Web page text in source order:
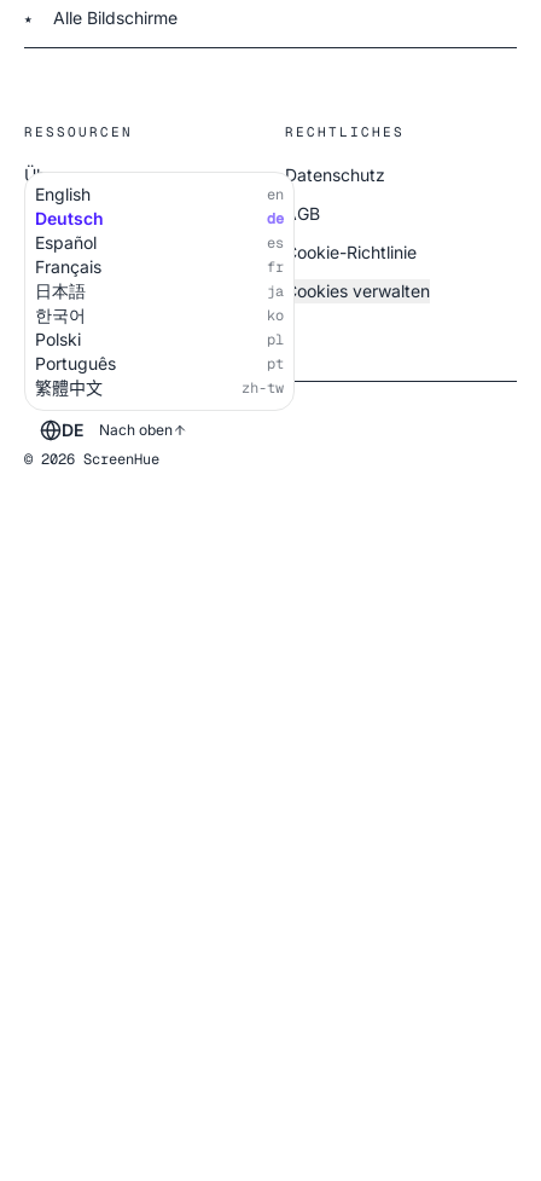
★ Alle Bildschirme
RESSOURCEN
Über uns
Alle Bildschirme
RECHTLICHES
Datenschutz
AGB
Cookie-Richtlinie
Cookies verwalten
© 2026 ScreenHue
DE
English en
Deutsch de
Español es
Français fr
日本語 ja
한국어 ko
Polski pl
Português pt
繁體中文 zh-tw
Nach oben